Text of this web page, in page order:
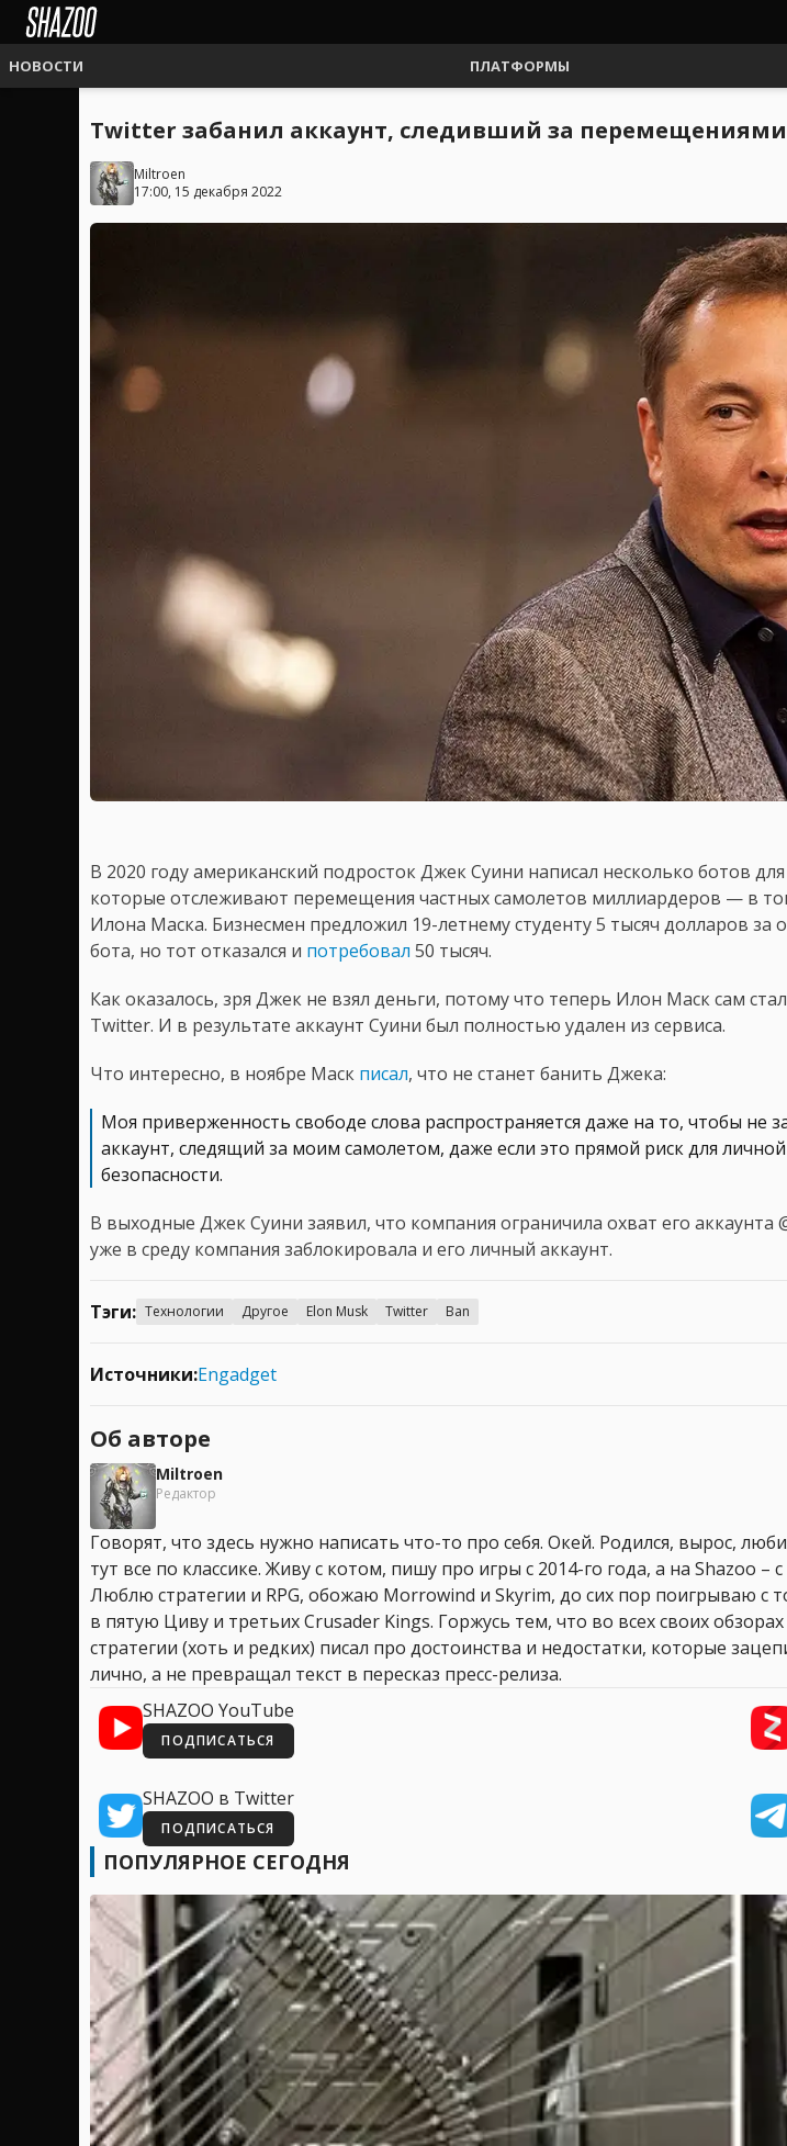
НОВОСТИ ПЛАТФОРМЫ
Twitter забанил аккаунт, следивший за перемещениями
Miltroen
17:00, 15 декабря 2022
В 2020 году американский подросток Джек Суини написал несколько ботов
которые отслеживают перемещения частных самолетов миллиардеров — в
Илона Маска. Бизнесмен предложил 19-летнему студенту 5 тысяч долларов за
бота, но тот отказался и потребовал 50 тысяч.
Как оказалось, зря Джек не взял деньги, потому что теперь Илон Маск сам
Twitter. И в результате аккаунт Суини был полностью удален из сервиса.
Что интересно, в ноябре Маск писал, что не станет банить Джека:
Моя приверженность свободе слова распространяется даже на то, чтобы не
аккаунт, следящий за моим самолетом, даже если это прямой риск для личной
безопасности.
В выходные Джек Суини заявил, что компания ограничила охват его аккаунта
уже в среду компания заблокировала и его личный аккаунт.
Тэги: Технологии Другое Elon Musk Twitter Ban
Источники:Engadget
Об авторе
Miltroen
Редактор
Говорят, что здесь нужно написать что-то про себя. Окей. Родился, вырос,
тут все по классике. Живу с котом, пишу про игры с 2014-го года, а на Shazoo – с
Люблю стратегии и RPG, обожаю Morrowind и Skyrim, до сих пор поигрываю с
в пятую Циву и третьих Crusader Kings. Горжусь тем, что во всех своих обзорах
стратегии (хоть и редких) писал про достоинства и недостатки, которые
лично, а не превращал текст в пересказ пресс-релиза.
SHAZOO YouTube
ПОДПИСАТЬСЯ
SHAZOO в Twitter
ПОДПИСАТЬСЯ
ПОПУЛЯРНОЕ СЕГОДНЯ